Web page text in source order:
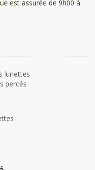
est assurée de 9h00 à
lunettes
percés